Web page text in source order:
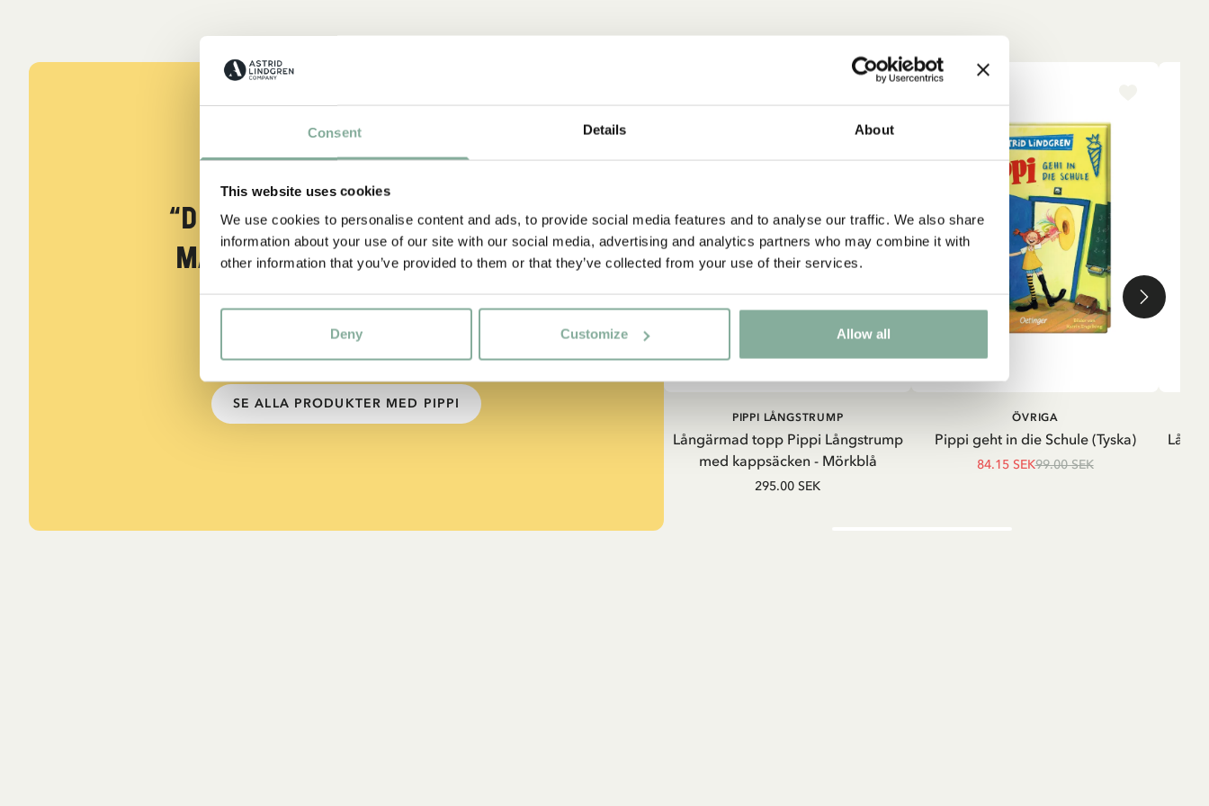
Consent Details About
This website uses cookies
We use cookies to personalise content and ads, to provide social media features and to analyse our traffic. We also share
information about your use of our site with our social media, advertising and analytics partners who may combine it with
other information that you’ve provided to them or that they’ve collected from your use of their services.
Deny Customize Allow all
“Den som är väldigt stark
måste också vara väldigt
snäll.”
Berättaren i "Känner du Pippi Långstrump?"
SE ALLA PRODUKTER MED PIPPI
LÄGG I
Långärmad topp Pippi Långstrump
med kappsäcken - Mörkblå
PIPPI LÅNGSTRUMP
295.00 SEK
LÄGG I VARUKORG
Pippi geht in die Schule (Tyska)
ÖVRIGA
84.15 SEK99.00 SEK
Prenumerera på vårt nyhetsbrev - få 10% rabatt
erbjudanden och fakta om Astrid Lindgren. Dessutom får du 10%
Ja, jag accepterarvillkoren.